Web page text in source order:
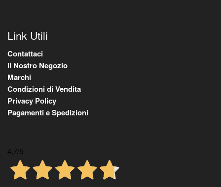
Link Utili
Contattaci
Il Nostro Negozio
Marchi
Condizioni di Vendita
Privacy Policy
Pagamenti e Spedizioni
4,7/5